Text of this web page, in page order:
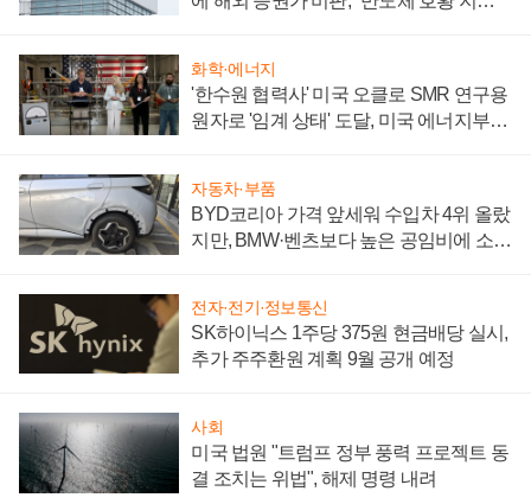
화학·에너지
'한수원 협력사' 미국 오클로 SMR 연구용
원자로 '임계 상태' 도달, 미국 에너지부
자동차·부품
BYD코리아 가격 앞세워 수입차 4위 올랐
지만, BMW·벤츠보다 높은 공임비에 소비
전자·전기·정보통신
SK하이닉스 1주당 375원 현금배당 실시,
추가 주주환원 계획 9월 공개 예정
사회
미국 법원 "트럼프 정부 풍력 프로젝트 동
결 조치는 위법", 해제 명령 내려